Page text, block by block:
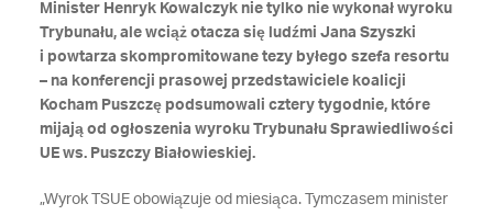
Minister Henryk Kowalczyk nie tylko nie wykonał wyroku
Trybunału, ale wciąż otacza się ludźmi Jana Szyszki
i powtarza skompromitowane tezy byłego szefa resortu
– na konferencji prasowej przedstawiciele koalicji
Kocham Puszczę podsumowali cztery tygodnie, które
mijają od ogłoszenia wyroku Trybunału Sprawiedliwości
UE ws. Puszczy Białowieskiej.
„Wyrok TSUE obowiązuje od miesiąca. Tymczasem minister